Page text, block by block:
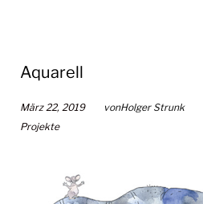
Aquarell
März 22, 2019 vonHolger Strunk
Projekte